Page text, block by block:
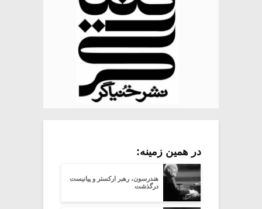
در همین زمینه:
هندرسون، رهبر ارکستر و پیانیست
درگذشت